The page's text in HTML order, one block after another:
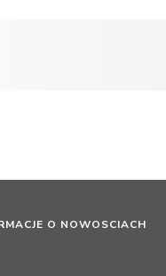
O NOWOSCIACH